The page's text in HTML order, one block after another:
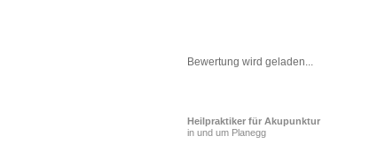
Bewertung wird geladen...
Heilpraktiker für Akupunktur
in und um Planegg